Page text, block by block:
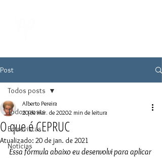
Post
Todos posts
Entrevistas
Notícias
Todos posts
O que é CEPRUC
Alberto Pereira
20 de mar. de 20202 min de leitura
Atualizado: 20 de jan. de 2021
Essa fórmula abaixo eu desenvolvi para aplicar